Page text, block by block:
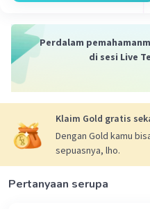
Perdalam
di sesi Live
Klaim Gold gratis
Dengan Gold kamu
sepuasnya, lho.
Pertanyaan serupa